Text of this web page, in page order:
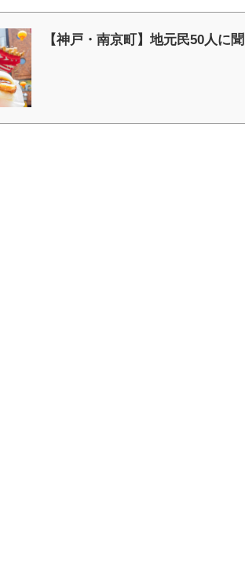
【神戸・南京町】地元民50人に